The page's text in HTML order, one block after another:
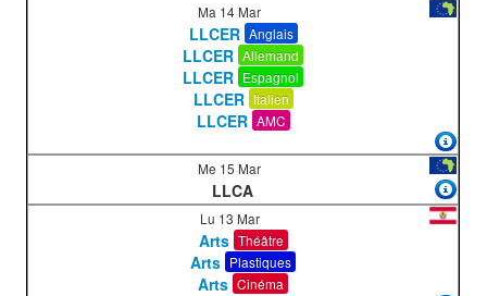
Ma 14 Mar
LLCER Anglais
LLCER Allemand
LLCER Espagnol
LLCER Italien
LLCER AMC
Me 15 Mar
LLCA
Lu 13 Mar
Arts Théâtre
Arts Plastiques
Arts Cinéma